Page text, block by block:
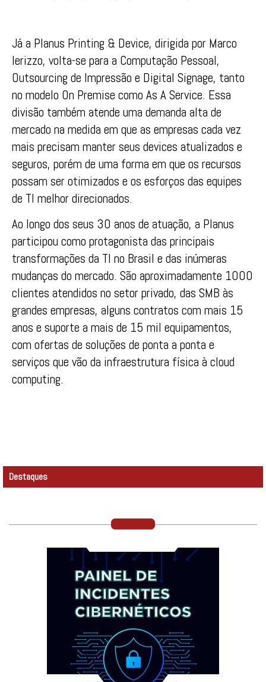
Já a Planus Printing & Device, dirigida por Marco
Ierizzo, volta-se para a Computação Pessoal,
Outsourcing de Impressão e Digital Signage, tanto
no modelo On Premise como As A Service. Essa
divisão também atende uma demanda alta de
mercado na medida em que as empresas cada vez
mais precisam manter seus devices atualizados e
seguros, porém de uma forma em que os recursos
possam ser otimizados e os esforços das equipes
de TI melhor direcionados.
Ao longo dos seus 30 anos de atuação, a Planus
participou como protagonista das principais
transformações da TI no Brasil e das inúmeras
mudanças do mercado. São aproximadamente 1000
clientes atendidos no setor privado, das SMB às
grandes empresas, alguns contratos com mais 15
anos e suporte a mais de 15 mil equipamentos,
com ofertas de soluções de ponta a ponta e
serviços que vão da infraestrutura física à cloud
computing.
Destaques